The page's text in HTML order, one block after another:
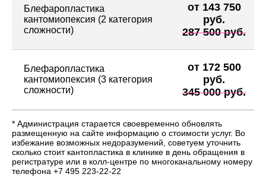
Блефаропластика
кантомиопексия (2 категория
сложности)
от 143 750
руб.
287 500 руб.
Блефаропластика
кантомиопексия (3 категория
сложности)
от 172 500
руб.
345 000 руб.
* Администрация старается своевременно обновлять
размещенную на сайте информацию о стоимости услуг. Во
избежание возможных недоразумений, советуем уточнить
сколько стоит кантопластика в клинике в день обращения в
регистратуре или в колл-центре по многоканальному номеру
телефона +7 495 223-22-22